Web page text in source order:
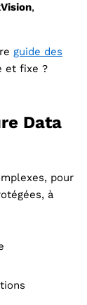
,
guide des
et fixe ?
Data
pour
à